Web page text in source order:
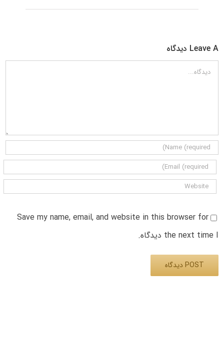
Leave A دیدگاه
دیدگاه
Save my name, email, and website in this browser for
the next time I دیدگاه.